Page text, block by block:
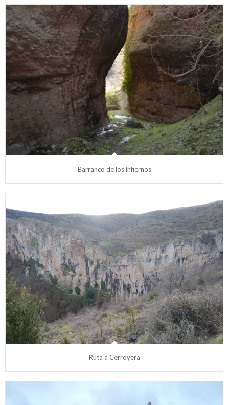
Barranco de los infiernos
Ruta a Cerroyera